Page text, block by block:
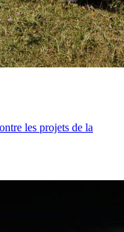
les projets de la